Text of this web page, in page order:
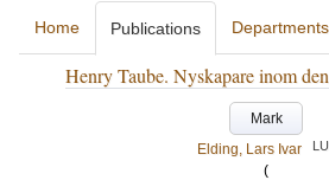
Home Publications Departments
Henry Taube. Nyskapare inom
Mark
Elding, Lars Ivar
LU
(